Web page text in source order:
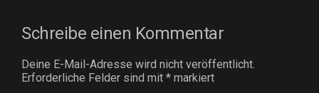
Schreibe einen Kommentar
Deine E-Mail-Adresse wird nicht veröffentlicht.
Erforderliche Felder sind mit * markiert